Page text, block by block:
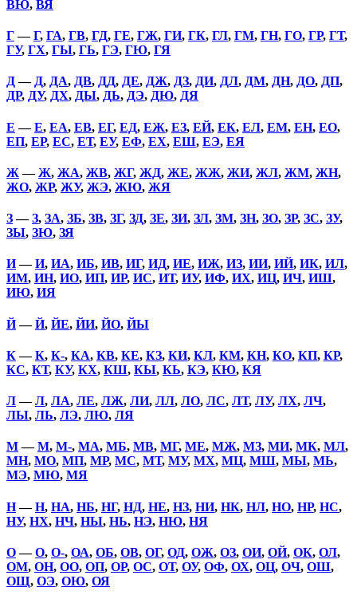
ВЮ, ВЯ
Г—Г, ГА, ГВ, ГД, ГЕ, ГЖ, ГИ, ГК, ГЛ, ГМ, ГН, ГО, ГР, ГТ,
ГУ, ГХ, ГЫ, ГЬ, ГЭ, ГЮ, ГЯ
Д— Д, ДА, ДВ, ДД, ДЕ, ДЖ, ДЗ, ДИ, ДЛ, ДМ, ДН, ДО, ДП,
ДР, ДУ, ДХ, ДЫ, ДЬ, ДЭ, ДЮ, ДЯ
Е —Е, ЕА, ЕВ, ЕГ, ЕД, ЕЖ, ЕЗ, ЕЙ, ЕК, ЕЛ, ЕМ, ЕН, ЕО,
ЕП, ЕР, ЕС, ЕТ, ЕУ, ЕФ, ЕХ, ЕШ, ЕЭ, ЕЯ
Ж —Ж, ЖА, ЖВ, ЖГ, ЖД, ЖЕ, ЖЖ, ЖИ, ЖЛ, ЖМ, ЖН,
ЖО, ЖР, ЖУ, ЖЭ, ЖЮ, ЖЯ
З—З, ЗА, ЗБ, ЗВ, ЗГ, ЗД, ЗЕ, ЗИ, ЗЛ, ЗМ, ЗН, ЗО, ЗР, ЗС, ЗУ,
ЗЫ, ЗЮ, ЗЯ
И—И, ИА, ИБ, ИВ, ИГ, ИД, ИЕ, ИЖ, ИЗ, ИИ, ИЙ, ИК, ИЛ,
ИМ, ИН, ИО, ИП, ИР, ИС, ИТ, ИУ, ИФ, ИХ, ИЦ, ИЧ, ИШ,
ИЮ, ИЯ
Й—Й, ЙЕ, ЙИ, ЙО, ЙЫ
К—К, К-, КА, КВ, КЕ, КЗ, КИ, КЛ, КМ, КН, КО, КП, КР,
КС, КТ, КУ, КХ, КШ, КЫ, КЬ, КЭ, КЮ, КЯ
Л—Л, ЛА, ЛЕ, ЛЖ, ЛИ, ЛЛ, ЛО, ЛС, ЛТ, ЛУ, ЛХ, ЛЧ,
ЛЫ, ЛЬ, ЛЭ, ЛЮ, ЛЯ
М—М, М-, МА, МБ, МВ, МГ, МЕ, МЖ, МЗ, МИ, МК, МЛ,
МН, МО, МП, МР, МС, МТ, МУ, МХ, МЦ, МШ, МЫ, МЬ,
МЭ, МЮ, МЯ
Н—Н, НА, НБ, НГ, НД, НЕ, НЗ, НИ, НК, НЛ, НО, НР, НС,
НУ, НХ, НЧ, НЫ, НЬ, НЭ, НЮ, НЯ
О—О, О-, ОА, ОБ, ОВ, ОГ, ОД, ОЖ, ОЗ, ОИ, ОЙ, ОК, ОЛ,
ОМ, ОН, ОО, ОП, ОР, ОС, ОТ, ОУ, ОФ, ОХ, ОЦ, ОЧ, ОШ,
ОЩ, ОЭ, ОЮ, ОЯ